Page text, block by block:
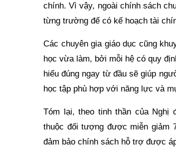
chính. Vì vậy, ngoài chính sách
từng trường để có kế hoạch tài
Các chuyên gia giáo dục cũng
học vừa làm, bởi mỗi hệ có quy
hiểu đúng ngay từ đầu sẽ giúp
học tập phù hợp với năng lực và
Tóm lại, theo tinh thần của Nghị
thuộc đối tượng được miễn giảm
đảm bảo chính sách hỗ trợ được